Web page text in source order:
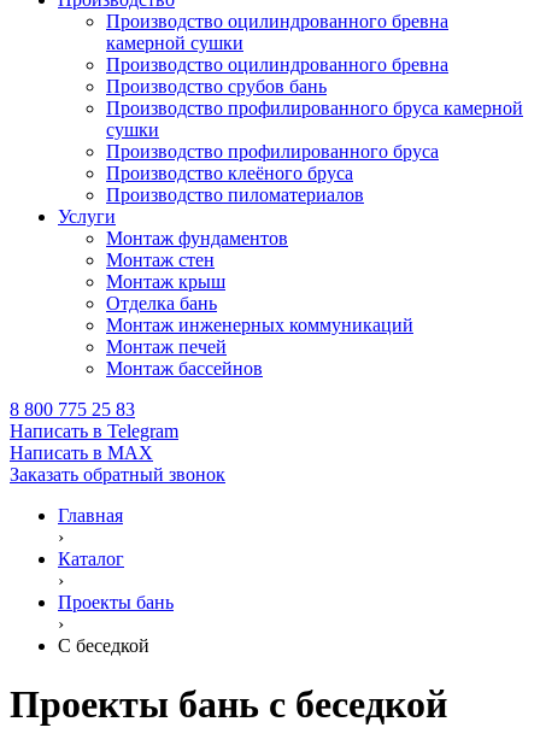
Производство оцилиндрованного бревна
камерной сушки
Производство оцилиндрованного бревна
Производство срубов бань
Производство профилированного бруса камерной
сушки
Производство профилированного бруса
Производство клеёного бруса
Производство пиломатериалов
Услуги
Монтаж фундаментов
Монтаж стен
Монтаж крыш
Отделка бань
Монтаж инженерных коммуникаций
Монтаж печей
Монтаж бассейнов
8 800 775 25 83
Написать в Telegram
Написать в MAX
Заказать обратный звонок
Главная
›
Каталог
›
Проекты бань
›
С беседкой
Проекты бань с беседкой